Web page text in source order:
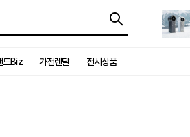
드Biz 가전렌탈 전시상품